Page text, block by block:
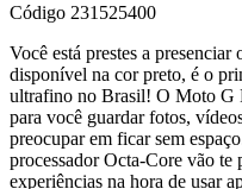
Código 231525400
Você está prestes a
disponível na cor preto, é o
ultrafino no Brasil! O Moto G
para você guardar fotos,
preocupar em ficar sem
processador Octa-Core vão te
experiências na hora de usar